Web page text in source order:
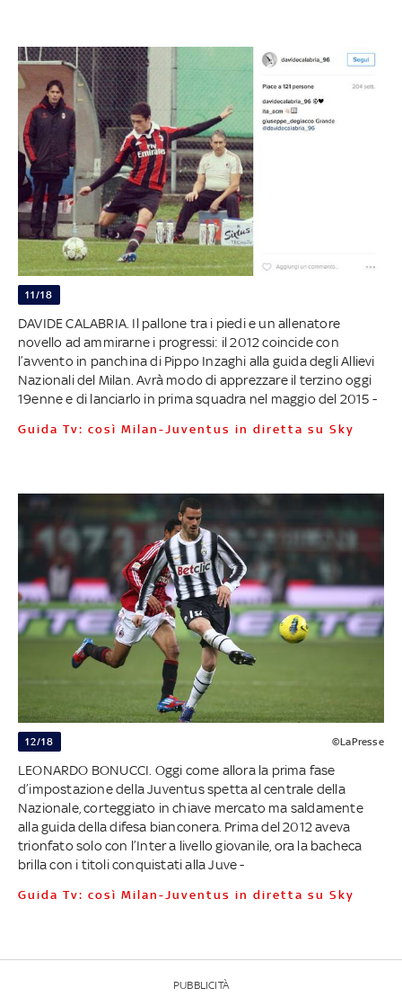
11/18
DAVIDE CALABRIA. Il pallone tra i piedi e un allenatore
novello ad ammirarne i progressi: il 2012 coincide con
l’avvento in panchina di Pippo Inzaghi alla guida degli Allievi
Nazionali del Milan. Avrà modo di apprezzare il terzino oggi
19enne e di lanciarlo in prima squadra nel maggio del 2015 -
Guida Tv: così Milan-Juventus in diretta su Sky
12/18 ©LaPresse
LEONARDO BONUCCI. Oggi come allora la prima fase
d’impostazione della Juventus spetta al centrale della
Nazionale, corteggiato in chiave mercato ma saldamente
alla guida della difesa bianconera. Prima del 2012 aveva
trionfato solo con l’Inter a livello giovanile, ora la bacheca
brilla con i titoli conquistati alla Juve -
Guida Tv: così Milan-Juventus in diretta su Sky
PUBBLICITÀ